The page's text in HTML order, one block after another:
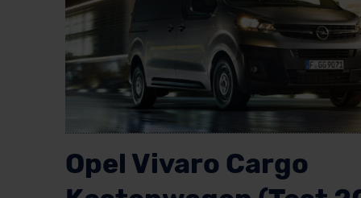
Opel Vivaro Cargo